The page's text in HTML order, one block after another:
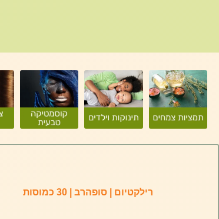
רילקטיום | סופהרב | 30 כמוסות